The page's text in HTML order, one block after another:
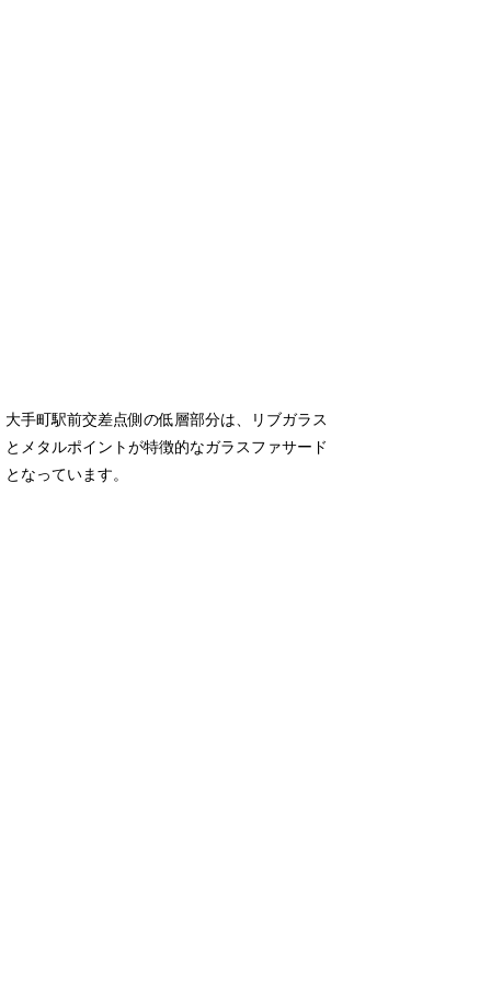
大手町駅前交差点側の低層部分は、リブガラス
とメタルポイントが特徴的なガラスファサード
となっています。